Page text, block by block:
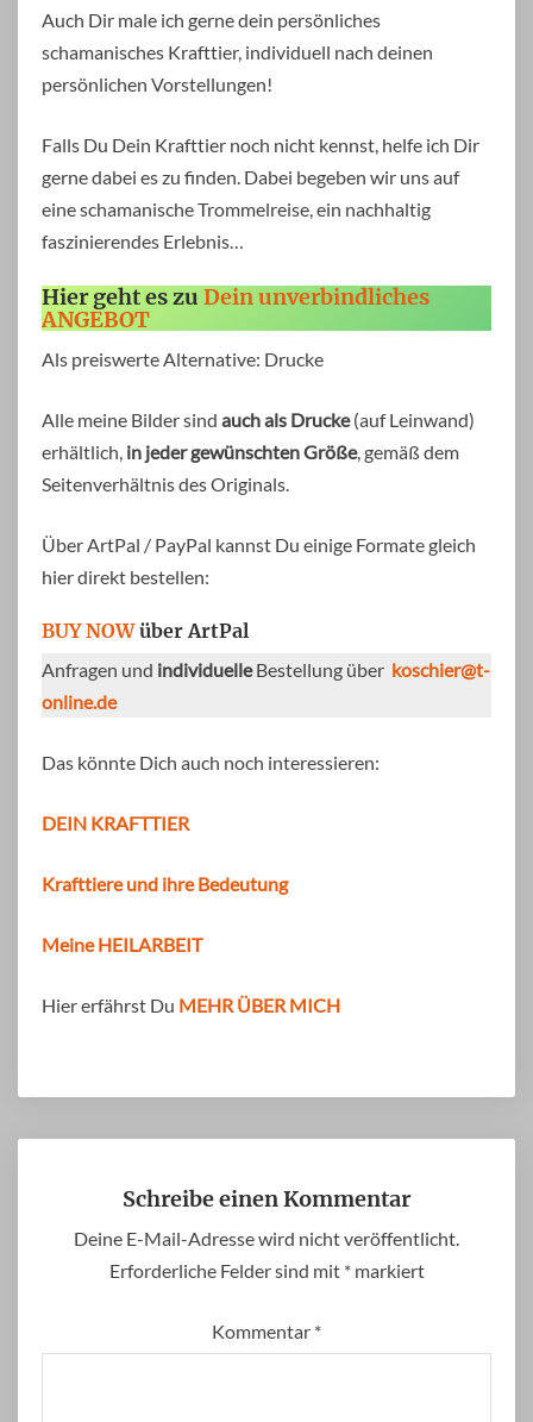
Auch Dir male ich gerne dein persönliches
schamanisches Krafttier, individuell nach deinen
persönlichen Vorstellungen!
Falls Du Dein Krafttier noch nicht kennst, helfe ich Dir
gerne dabei es zu finden. Dabei begeben wir uns auf
eine schamanische Trommelreise, ein nachhaltig
faszinierendes Erlebnis…
Hier geht es zu Dein unverbindliches
ANGEBOT
Als preiswerte Alternative: Drucke
Alle meine Bilder sind auch als Drucke(auf Leinwand)
erhältlich, in jeder gewünschten Größe, gemäß dem
Seitenverhältnis des Originals.
Über ArtPal / PayPal kannst Du einige Formate gleich
hier direkt bestellen:
BUY NOWüber ArtPal
Anfragen und individuelleBestellung über koschier@t-
online.de
Das könnte Dich auch noch interessieren:
DEIN KRAFTTIER
Krafttiere und ihre Bedeutung
Meine HEILARBEIT
Hier erfährst Du MEHR ÜBER MICH
Schreibe einen Kommentar
Deine E-Mail-Adresse wird nicht veröffentlicht.
Erforderliche Felder sind mit *markiert
Kommentar *